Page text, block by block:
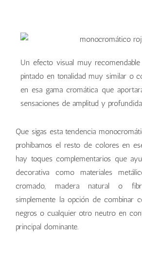
Un efecto visual muy
pintado en tonalidad muy similar o
en esa gama cromática que
sensaciones de amplitud y
Que sigas esta tendencia
prohibamos el resto de colores en
hay toques complementarios que
decorativa como materiales
cromado, madera natural o
simplemente la opción de combinar
negros o cualquier otro neutro en
principal dominante.